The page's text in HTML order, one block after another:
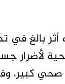
أثر بالغ
لأضرار
صحي كبير،